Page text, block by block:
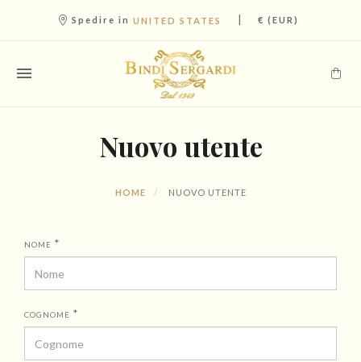
Spedire in UNITED STATES | € (EUR)
Nuovo utente
HOME NUOVO UTENTE
NOME *
COGNOME *